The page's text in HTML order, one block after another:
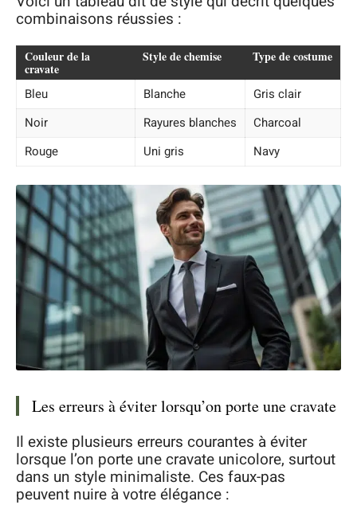
combinaisons réussies :
Couleur de la
cravate
Style de chemise Type de costume
Bleu Blanche
Gris clair
Noir
Rayures blanches
Charcoal
Rouge
Uni gris Navy
Les erreurs à éviter lorsqu’on porte une cravate
Il existe plusieurs erreurs courantes à éviter
lorsque l’on porte une cravate unicolore, surtout
dans un style minimaliste. Ces faux-pas
peuvent nuire à votre élégance :